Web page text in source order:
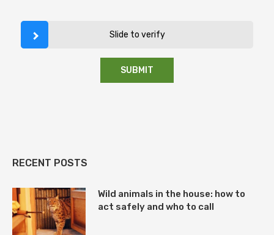
Slide to verify
RECENT POSTS
Wild animals in the house: how to
act safely and who to call